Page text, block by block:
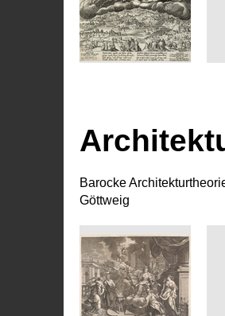
Barocke
Göttweig